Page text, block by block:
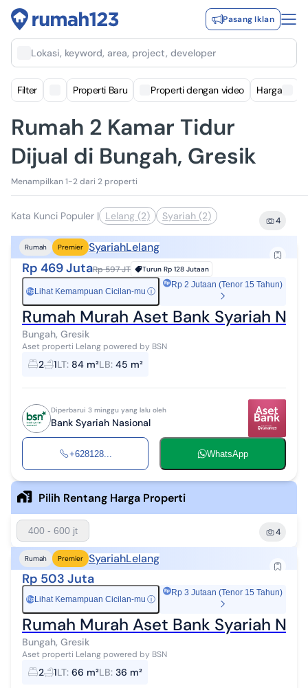
Pasang Iklan
Lokasi, keyword, area, project, developer
Filter Properti Baru Properti dengan video Harga
Rumah 2 Kamar Tidur
Dijual di Bungah, Gresik
Menampilkan 1-2 dari 2 properti
Kata Kunci Populer | Lelang (2) Syariah (2) 4
Rumah Premier SyariahLelang
Rp 469 JutaRp 597 JT Turun Rp 128 Jutaan
Rp Lihat Kemampuan Cicilan-mu ⓘ
Rp 2 Jutaan (Tenor 15 Tahun)
Rumah Murah Aset Bank Syariah
Bungah, Gresik
Aset properti Lelang powered by BSN
2 1LT: 84 m²LB: 45 m²
Diperbarui 3 minggu yang lalu oleh
Bank Syariah Nasional
+628128... WhatsApp
Pilih Rentang Harga Properti
400 - 600 jt 4
Rumah Premier SyariahLelang
Rp 503 Juta
Rp Lihat Kemampuan Cicilan-mu ⓘ
Rp 3 Jutaan (Tenor 15 Tahun)
Rumah Murah Aset Bank Syariah
Bungah, Gresik
Aset properti Lelang powered by BSN
2 1LT: 66 m²LB: 36 m²